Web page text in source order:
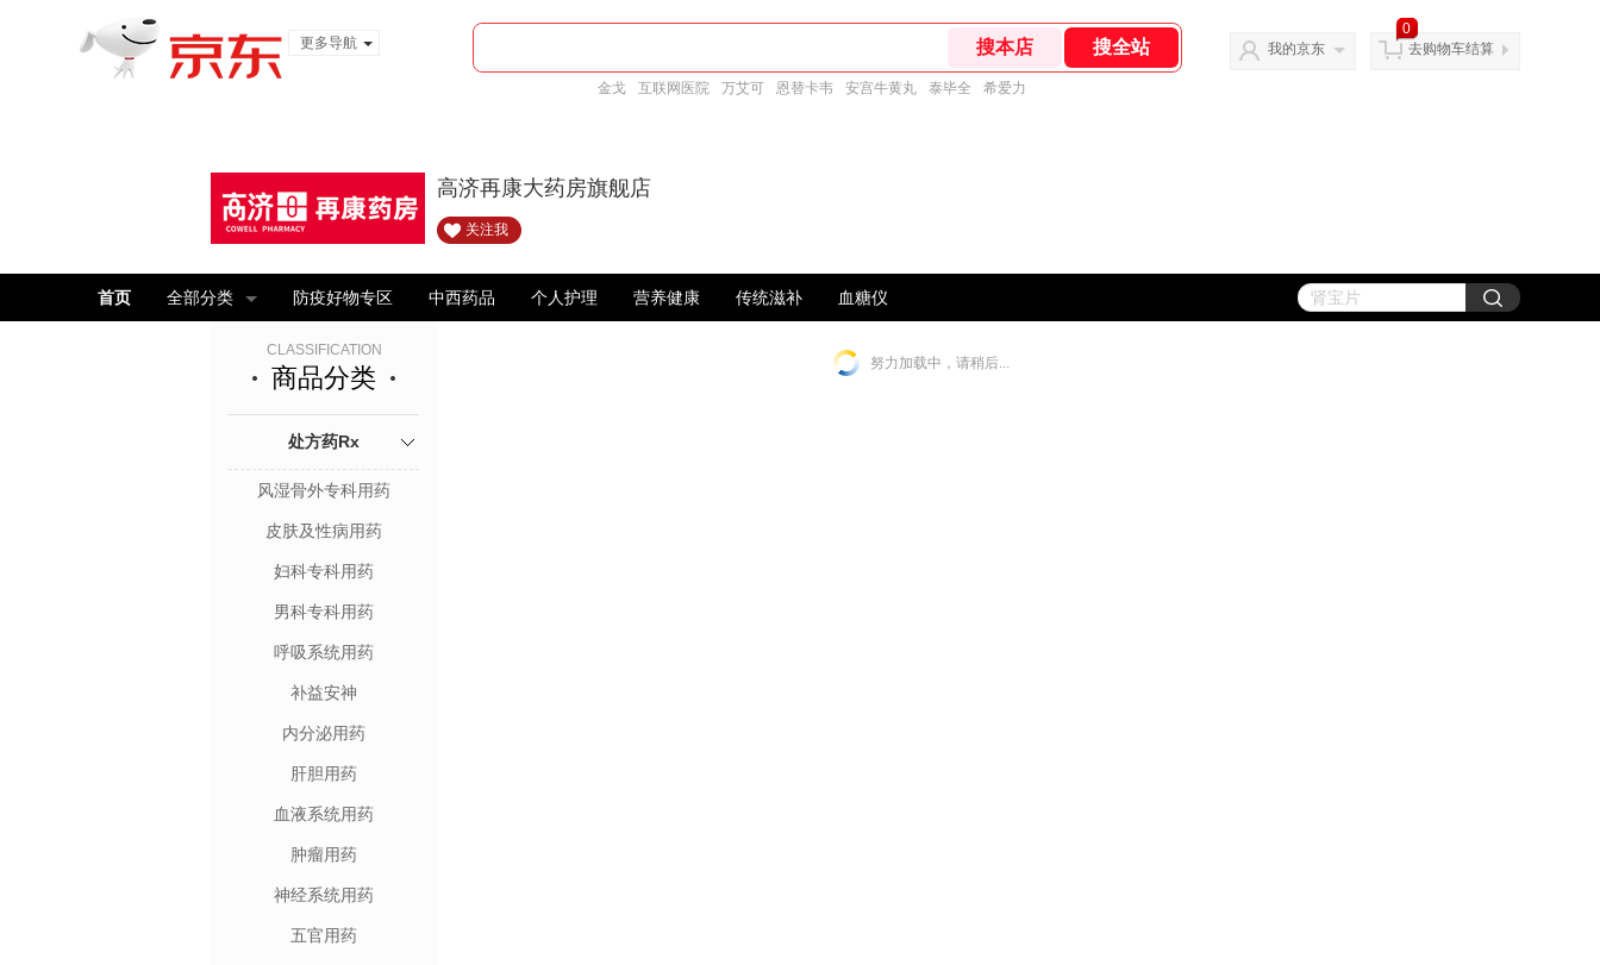
更多导航
金戈 互联网医院 万艾可 恩替卡韦 安宫牛黄丸 泰毕全 希爱力
我的京东
0
去购物车结算
高济再康大药房旗舰店
关注我
首页 全部分类 防疫好物专区 中西药品 个人护理 营养健康 传统滋补 血糖仪
CLASSIFICATION
商品分类
处方药Rx
风湿骨外专科用药
皮肤及性病用药
妇科专科用药
男科专科用药
呼吸系统用药
补益安神
内分泌用药
肝胆用药
血液系统用药
肿瘤用药
神经系统用药
五官用药
努力加载中，请稍后...